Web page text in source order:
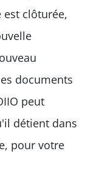
est clôturée,
documents
peut
détient dans
pour votre